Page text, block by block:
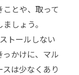
とや、取って
しょう。
トールしない
っかけに、マル
は少なくあり